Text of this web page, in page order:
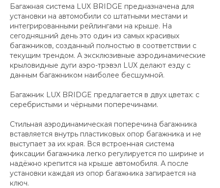
Багажная система LUX BRIDGE предназначена для
установки на автомобили со штатными местами и
интегрированными рейлингами на крыше. На
сегодняшний день это один из самых красивых
багажников, созданный полностью в соответствии с
текущим трендом. А эксклюзивные аэродинамические
крыловидные дуги аэро-трэвэл LUX делают езду с
данным багажником наиболее бесшумной.
Багажник LUX BRIDGE предлагается в двух цветах: с
серебристыми и чёрными поперечинами.
Стильная аэродинамическая поперечина багажника
вставляется внутрь пластиковых опор багажника и не
выступает за их края. Вся встроенная система
фиксации багажника легко регулируется по ширине и
надёжно крепится на крыше автомобиля. А после
установки каждая из опор багажника запирается на
ключ.